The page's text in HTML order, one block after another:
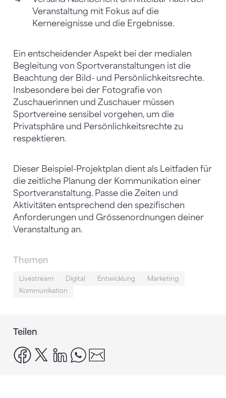
Veranstaltung mit Fokus auf die
Kernereignisse und die Ergebnisse.
Ein entscheidender Aspekt bei der medialen
Begleitung von Sportveranstaltungen ist die
Beachtung der Bild- und Persönlichkeitsrechte.
Insbesondere bei der Fotografie von
Zuschauerinnen und Zuschauer müssen
Sportvereine sensibel vorgehen, um die
Privatsphäre und Persönlichkeitsrechte zu
respektieren.
Dieser Beispiel-Projektplan dient als Leitfaden für
die zeitliche Planung der Kommunikation einer
Sportveranstaltung. Passe die Zeiten und
Aktivitäten entsprechend den spezifischen
Anforderungen und Grössenordnungen deiner
Veranstaltung an.
Themen
Livestream Digital Entwicklung
Marketing
Kommunikation
Teilen
facebook
x linkedinwhatsapp